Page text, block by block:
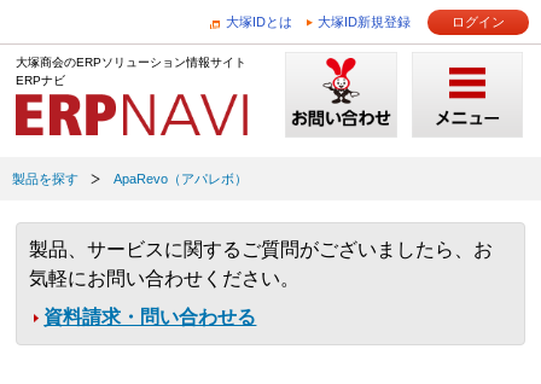
大塚IDとは 大塚ID新規登録 ログイン
大塚商会のERPソリューション情報サイト
ERPナビ
製品を探す ApaRevo（アパレボ）
製品、サービスに関するご質問がございましたら、お
気軽にお問い合わせください。
資料請求・問い合わせる